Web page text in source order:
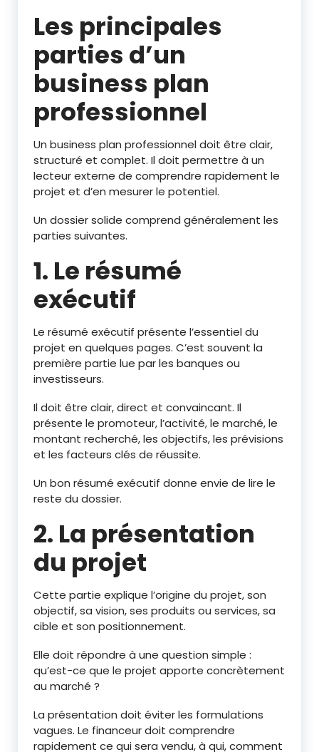
Les principales
parties d’un
business plan
professionnel
Un business plan professionnel doit être clair,
structuré et complet. Il doit permettre à un
lecteur externe de comprendre rapidement le
projet et d’en mesurer le potentiel.
Un dossier solide comprend généralement les
parties suivantes.
1. Le résumé
exécutif
Le résumé exécutif présente l’essentiel du
projet en quelques pages. C’est souvent la
première partie lue par les banques ou
investisseurs.
Il doit être clair, direct et convaincant. Il
présente le promoteur, l’activité, le marché, le
montant recherché, les objectifs, les prévisions
et les facteurs clés de réussite.
Un bon résumé exécutif donne envie de lire le
reste du dossier.
2. La présentation
du projet
Cette partie explique l’origine du projet, son
objectif, sa vision, ses produits ou services, sa
cible et son positionnement.
Elle doit répondre à une question simple :
qu’est-ce que le projet apporte concrètement
au marché ?
La présentation doit éviter les formulations
vagues. Le financeur doit comprendre
rapidement ce qui sera vendu, à qui, comment